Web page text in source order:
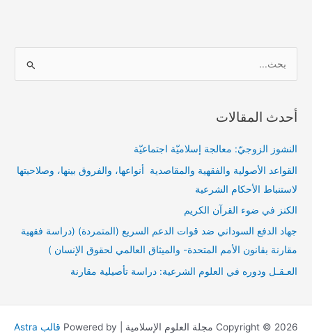
ح
أحدث المقالات
النشوز الزوجيّ: معالجة إسلاميّة اجتماعيّة
القواعد الأصولية والفقهية والمقاصدية أنواعها، والفروق بينها، وصلاحيتها
لاستنباط الأحكام الشرعية
الكنز في ضوء القرآن الكريم
جهاد الدفع السوداني ضد قوات الدعم السريع (المتمردة) (دراسة فقهية
مقارنة بقانون الأمم المتحدة- والميثاق العالمي لحقوق الإنسان )
العـقـل ودوره في العلوم الشرعية: دراسة تأصيلية مقارنة
Copyright © 2026 مجلة العلوم الإسلامية | Powered by قالب Astra